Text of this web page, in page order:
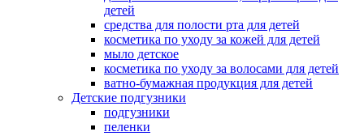
детей
средства для полости рта для детей
косметика по уходу за кожей для детей
мыло детское
косметика по уходу за волосами для детей
ватно-бумажная продукция для детей
Детские подгузники
подгузники
пеленки